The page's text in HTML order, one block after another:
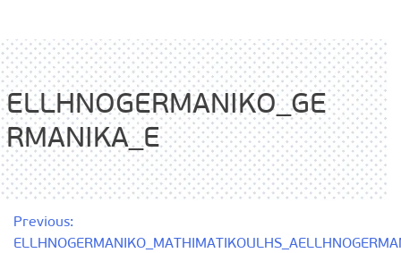
ELLHNOGERMANIKO_GE
RMANIKA_E
Πλοήγηση
Previous:
ELLHNOGERMANIKO_MATHIMATIKOULHS_A